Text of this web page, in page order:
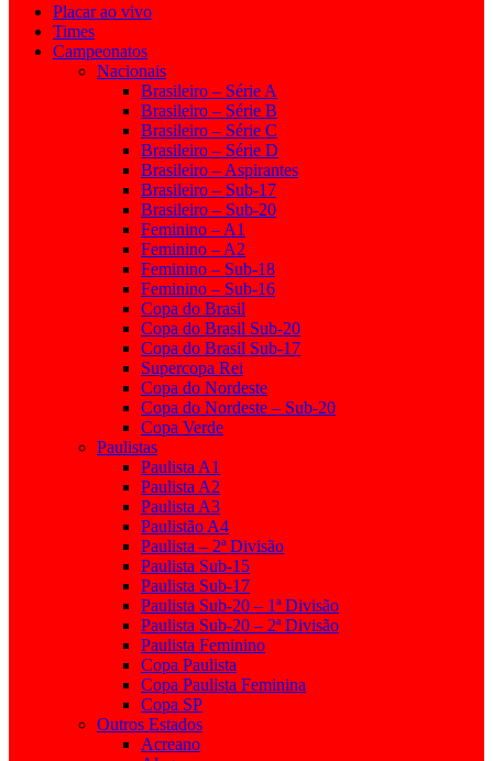
Placar ao vivo
Times
Campeonatos
Nacionais
Brasileiro – Série A
Brasileiro – Série B
Brasileiro – Série C
Brasileiro – Série D
Brasileiro – Aspirantes
Brasileiro – Sub-17
Brasileiro – Sub-20
Feminino – A1
Feminino – A2
Feminino – Sub-18
Feminino – Sub-16
Copa do Brasil
Copa do Brasil Sub-20
Copa do Brasil Sub-17
Supercopa Rei
Copa do Nordeste
Copa do Nordeste – Sub-20
Copa Verde
Paulistas
Paulista A1
Paulista A2
Paulista A3
Paulistão A4
Paulista – 2ª Divisão
Paulista Sub-15
Paulista Sub-17
Paulista Sub-20 – 1ª Divisão
Paulista Sub-20 – 2ª Divisão
Paulista Feminino
Copa Paulista
Copa Paulista Feminina
Copa SP
Outros Estados
Acreano